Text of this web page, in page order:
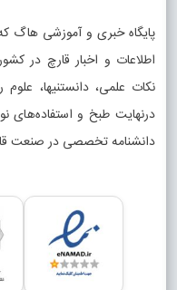
پایگاه خبری و آموزشی هاگ
اطلاعات و اخبار قارچ در
نکات علمی، دانستنیها، علوم
درنهایت طبخ و استفاده‌های
دانشنامه تخصصی در صنعت